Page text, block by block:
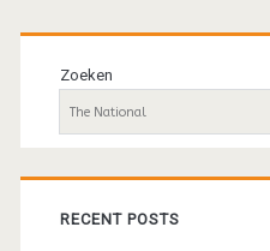
gothic
(1985)
Primaire
sidebar
Zoeken
RECENT POSTS